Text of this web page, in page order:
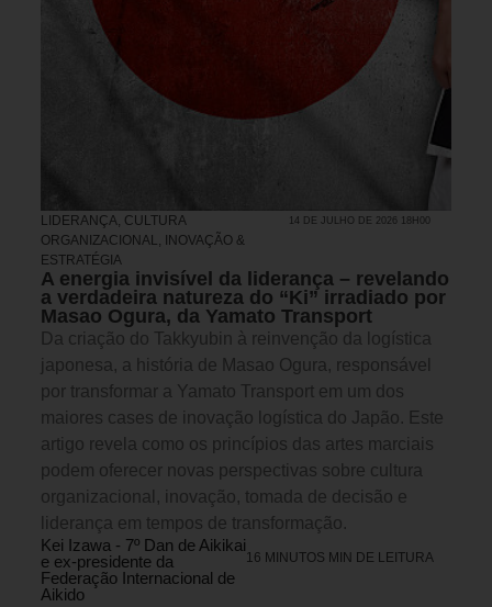
LIDERANÇA, CULTURA
ORGANIZACIONAL,
INOVAÇÃO &
ESTRATÉGIA
14 DE JULHO DE 2026 18H00
A energia invisível da liderança – revelando
a verdadeira natureza do “Ki” irradiado por
Masao Ogura, da Yamato Transport
Da criação do Takkyubin à reinvenção da logística
japonesa, a história de Masao Ogura, responsável
por transformar a Yamato Transport em um dos
maiores cases de inovação logística do Japão. Este
artigo revela como os princípios das artes marciais
podem oferecer novas perspectivas sobre cultura
organizacional, inovação, tomada de decisão e
liderança em tempos de transformação.
Kei Izawa - 7º Dan de Aikikai
e ex-presidente da
Federação Internacional de
Aikido
16 MINUTOS MIN DE LEITURA